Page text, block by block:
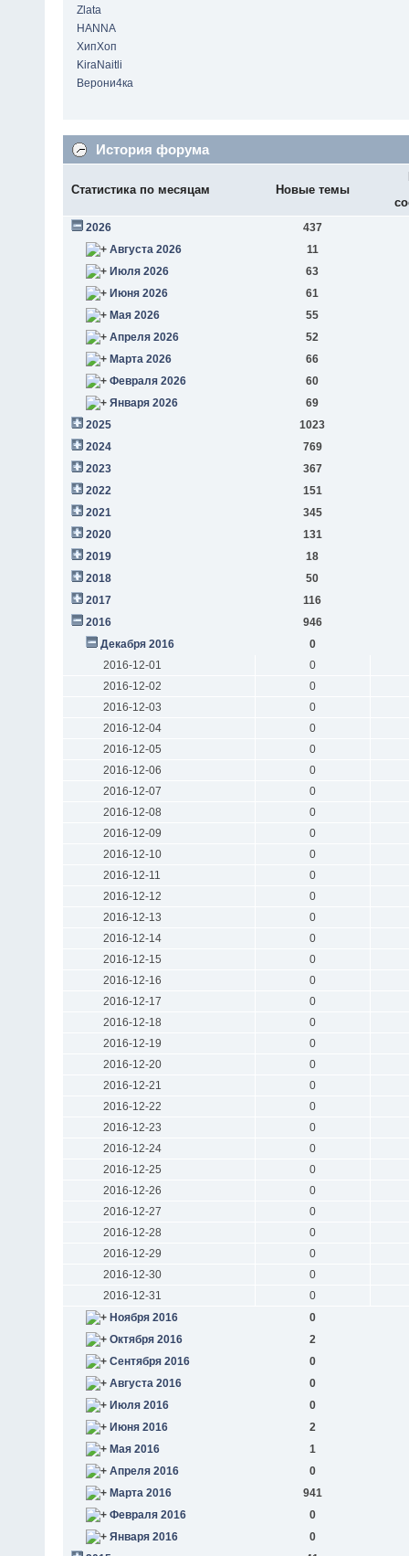
Zlata
HANNA
ХипХоп
KiraNaitli
Верони4ка
История форума
Статистика по месяцам Новые темы
2026
437
Августа 2026
11
Июля 2026
63
Июня 2026
61
Мая 2026
55
Апреля 2026
52
Марта 2026
66
Февраля 2026
60
Января 2026
69
2025
1023
2024
769
2023
367
2022
151
2021
345
2020
131
2019
18
2018
50
2017
116
2016
946
Декабря 2016
0
2016-12-01
0
2016-12-02
0
2016-12-03
0
2016-12-04
0
2016-12-05
0
2016-12-06
0
2016-12-07
0
2016-12-08
0
2016-12-09
0
2016-12-10
0
2016-12-11
0
2016-12-12
0
2016-12-13
0
2016-12-14
0
2016-12-15
0
2016-12-16
0
2016-12-17
0
2016-12-18
0
2016-12-19
0
2016-12-20
0
2016-12-21
0
2016-12-22
0
2016-12-23
0
2016-12-24
0
2016-12-25
0
2016-12-26
0
2016-12-27
0
2016-12-28
0
2016-12-29
0
2016-12-30
0
2016-12-31
0
Ноября 2016
0
Октября 2016
2
Сентября 2016
0
Августа 2016
0
Июля 2016
0
Июня 2016
2
Мая 2016
1
Апреля 2016
0
Марта 2016
941
Февраля 2016
0
Января 2016
0